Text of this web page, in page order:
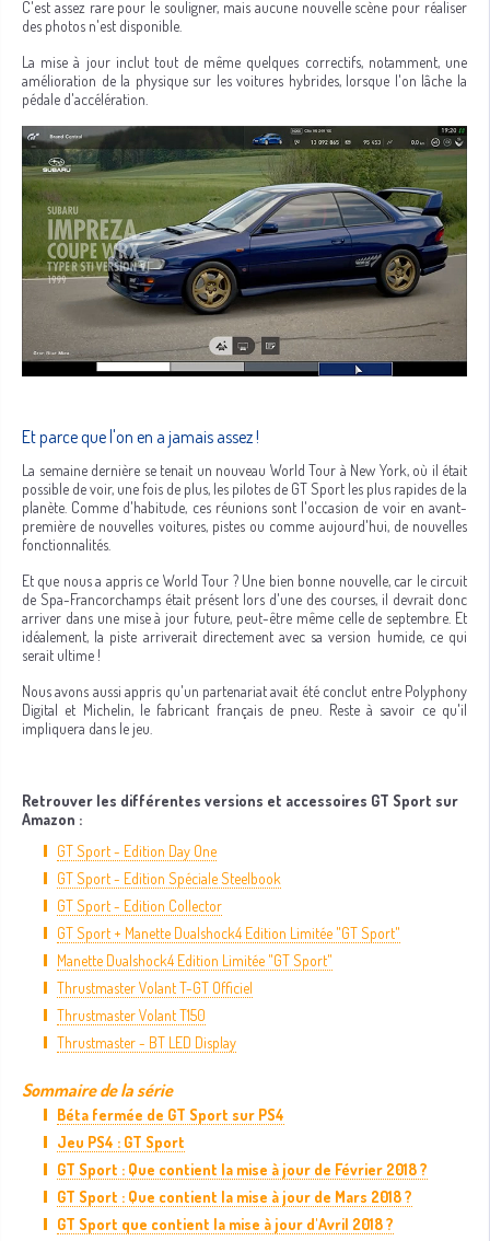
C'est assez rare pour le souligner, mais aucune nouvelle scène pour réaliser
des photos n'est disponible.
La mise à jour inclut tout de même quelques correctifs, notamment, une
amélioration de la physique sur les voitures hybrides, lorsque l'on lâche la
pédale d'accélération.
Et parce que l'on en a jamais assez !
La semaine dernière se tenait un nouveau World Tour à New York, où il était
possible de voir, une fois de plus, les pilotes de GT Sport les plus rapides de la
planète. Comme d'habitude, ces réunions sont l'occasion de voir en avant-
première de nouvelles voitures, pistes ou comme aujourd'hui, de nouvelles
fonctionnalités.
Et que nous a appris ce World Tour ? Une bien bonne nouvelle, car le circuit
de Spa-Francorchamps était présent lors d'une des courses, il devrait donc
arriver dans une mise à jour future, peut-être même celle de septembre. Et
idéalement, la piste arriverait directement avec sa version humide, ce qui
serait ultime !
Nous avons aussi appris qu'un partenariat avait été conclut entre Polyphony
Digital et Michelin, le fabricant français de pneu. Reste à savoir ce qu'il
impliquera dans le jeu.
Retrouver les différentes versions et accessoires GT Sport sur
Amazon :
GT Sport - Edition Day One
GT Sport - Edition Spéciale Steelbook
GT Sport - Edition Collector
GT Sport + Manette Dualshock4 Edition Limitée "GT Sport"
Manette Dualshock4 Edition Limitée "GT Sport"
Thrustmaster Volant T-GT Officiel
Thrustmaster Volant T150
Thrustmaster - BT LED Display
Sommaire de la série
Béta fermée de GT Sport sur PS4
Jeu PS4 : GT Sport
GT Sport : Que contient la mise à jour de Février 2018 ?
GT Sport : Que contient la mise à jour de Mars 2018 ?
GT Sport que contient la mise à jour d'Avril 2018 ?